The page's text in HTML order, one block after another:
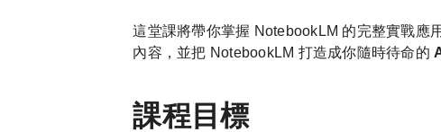
這堂課將帶你掌握 NotebookLM 的完整實戰應
內容，並把 NotebookLM 打造成你隨時待命的
課程目標